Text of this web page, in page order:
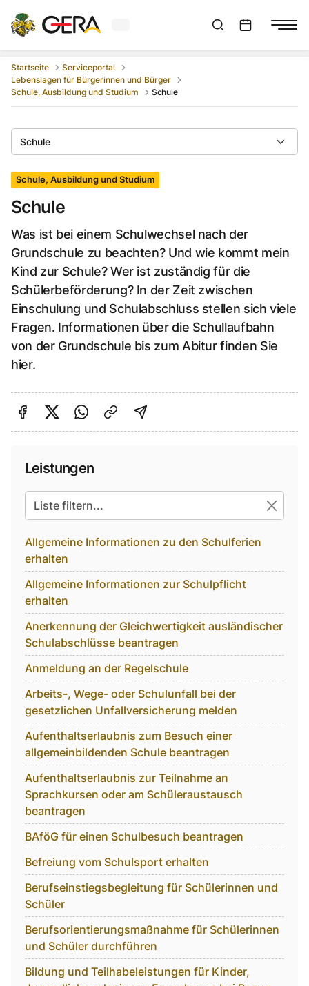
Aktuelles Wetter in GeraSuchleiste anzeigen
Startseite
Serviceportal
Lebenslagen für Bürgerinnen und Bürger
Schule, Ausbildung und Studium
Schule
Schule
Schule, Ausbildung und Studium
Schule
Was ist bei einem Schulwechsel nach der
Grundschule zu beachten? Und wie kommt mein
Kind zur Schule? Wer ist zuständig für die
Schülerbeförderung? In der Zeit zwischen
Einschulung und Schulabschluss stellen sich viele
Fragen. Informationen über die Schullaufbahn
von der Grundschule bis zum Abitur finden Sie
hier.
Auf Facebook teilen
Auf Twitter teilen
Per Link teilen
shareViaEmail
Leistungen
Alle suchbaren Einträge
Allgemeine Informationen zu den Schulferien
erhalten
Allgemeine Informationen zur Schulpflicht
erhalten
Anerkennung der Gleichwertigkeit ausländischer
Schulabschlüsse beantragen
Anmeldung an der Regelschule
Arbeits-, Wege- oder Schulunfall bei der
gesetzlichen Unfallversicherung melden
Aufenthaltserlaubnis zum Besuch einer
allgemeinbildenden Schule beantragen
Aufenthaltserlaubnis zur Teilnahme an
Sprachkursen oder am Schüleraustausch
beantragen
BAföG für einen Schulbesuch beantragen
Befreiung vom Schulsport erhalten
Berufseinstiegsbegleitung für Schülerinnen und
Schüler
Berufsorientierungsmaßnahme für Schülerinnen
und Schüler durchführen
Bildung und Teilhabeleistungen für Kinder,